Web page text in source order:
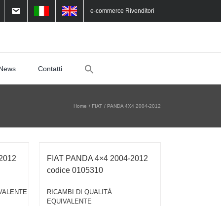
e-commerce Rivenditori
Contatti
Home FIAT PANDA 4X4 2004-2012
FIAT PANDA 4×4 2004-2012
codice 0105310
RICAMBI DI QUALITÀ
EQUIVALENTE